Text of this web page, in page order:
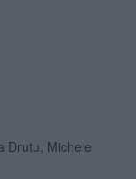
Drutu, Michele